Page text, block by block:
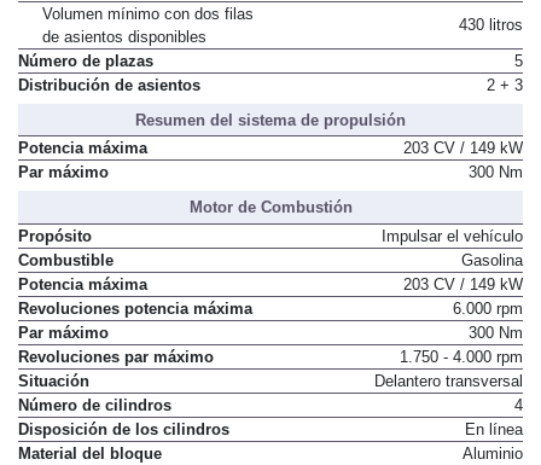
Volumen mínimo con dos filas
de asientos disponibles
430 litros
Número de plazas
5
Distribución de asientos
2 + 3
Resumen del sistema de propulsión
Potencia máxima
203 CV / 149 kW
Par máximo
300 Nm
Motor de Combustión
Propósito
Impulsar el vehículo
Combustible
Gasolina
Potencia máxima
203 CV / 149 kW
Revoluciones potencia máxima
6.000 rpm
Par máximo
300 Nm
Revoluciones par máximo
1.750 - 4.000 rpm
Situación
Delantero transversal
Número de cilindros
4
Disposición de los cilindros
En línea
Material del bloque
Aluminio